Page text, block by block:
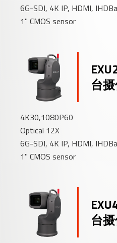
6G-SDI, 4K IP, HDMI,
1" CMOS sensor
台
4K30,1080P60
Optical 12X
6G-SDI, 4K IP, HDMI,
1" CMOS sensor
台